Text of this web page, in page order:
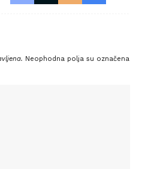
Neophodna polja su označena